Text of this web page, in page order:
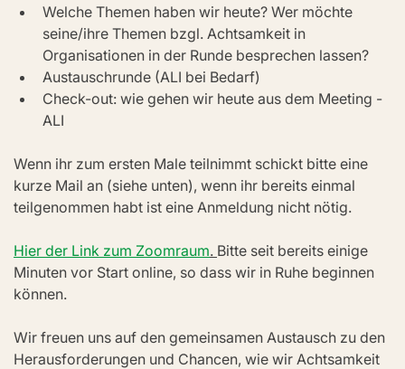
Welche Themen haben wir heute? Wer möchte
seine/ihre Themen bzgl. Achtsamkeit in
Organisationen in der Runde besprechen lassen?
Austauschrunde (ALI bei Bedarf)
Check-out: wie gehen wir heute aus dem Meeting -
ALI
Wenn ihr zum ersten Male teilnimmt schickt bitte eine
kurze Mail an (siehe unten), wenn ihr bereits einmal
teilgenommen habt ist eine Anmeldung nicht nötig.
Hier der Link zum Zoomraum. Bitte seit bereits einige
Minuten vor Start online, so dass wir in Ruhe beginnen
können.
Wir freuen uns auf den gemeinsamen Austausch zu den
Herausforderungen und Chancen, wie wir Achtsamkeit